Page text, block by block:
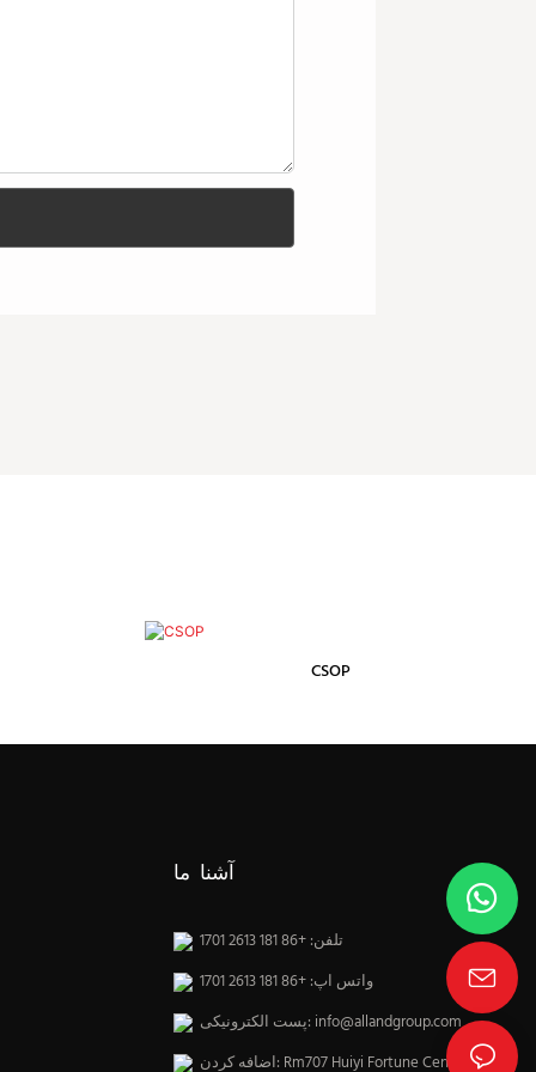
CSOP
آشنا ما
تلفن: +86 181 2613 1701
واتس اپ: +86 181 2613 1701
پست الکترونیکی: info@allandgroup.com
اضافه کردن: Rm707 Huiyi Fortune Center،